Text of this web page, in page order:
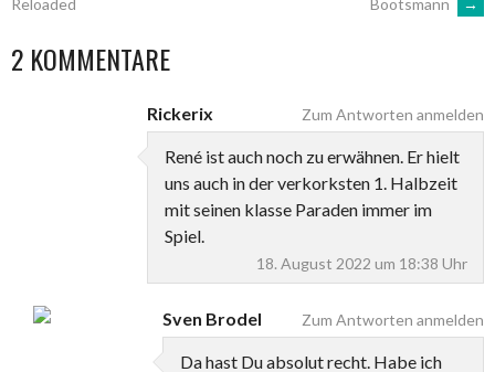
NAVIGATION
Reloaded
2 KOMMENTARE
Rickerix
18. August 2022 um 18:38 Uhr
René ist auch noch zu erwähnen. Er hielt
uns auch in der verkorksten 1. Halbzeit
mit seinen klasse Paraden immer im
Spiel.
Zum Antworten anmelden
Sven Brodel
Da hast Du absolut recht. Habe ich
Zum Antworten anmelden